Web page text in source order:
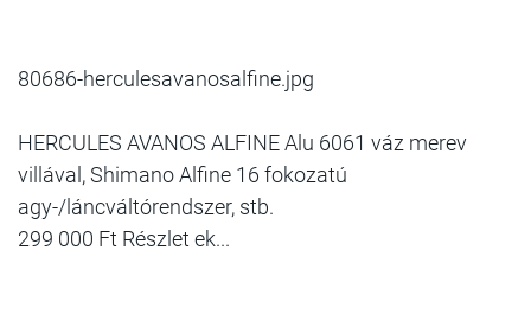
80686-herculesavanosalfine.jpg
HERCULES AVANOS ALFINE Alu 6061 váz merev
villával, Shimano Alfine 16 fokozatú
agy-/láncváltórendszer, stb.
299 000 Ft Részlet ek...